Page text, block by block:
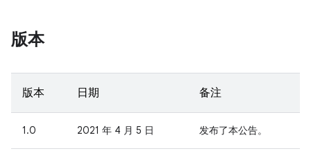
版本
版本 日期 备注
1.0 2021 年 4 月 5 日 发布了本公告。